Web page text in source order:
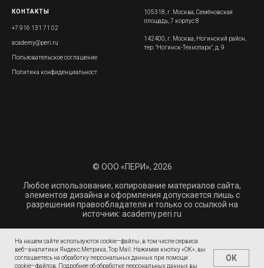
На нашем сайте используются cookie–файлы, в том числе сервиса
веб–аналитики Яндекс.Метрика, Top Mail. Нажимая кнопку «ОК», вы
соглашаетесь на обработку персональных данных при помощи
cookie–файлов. Подробнее об обработке персональных данных вы
ОК
КОНТАКТЫ
+7 916 131 71 02
academy@peri.ru
Пользовательское соглашение
Политика конфиденциальност
105318, г. Москва, Семёновская
площадь, 7 корпус 8
142400, г. Москва, Ногинский район,
тер. "Ногинск-Технопарк", д. 9
© ООО «ПЕРИ», 2026
Любое использование, копирование материалов сайта,
элементов дизайна и оформления допускается лишь с
разрешения правообладателя и только со ссылкой на
источник: academy.peri.ru